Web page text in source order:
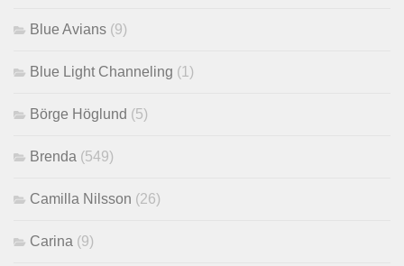
Blue Avians (9)
Blue Light Channeling (1)
Börge Höglund (5)
Brenda (549)
Camilla Nilsson (26)
Carina (9)